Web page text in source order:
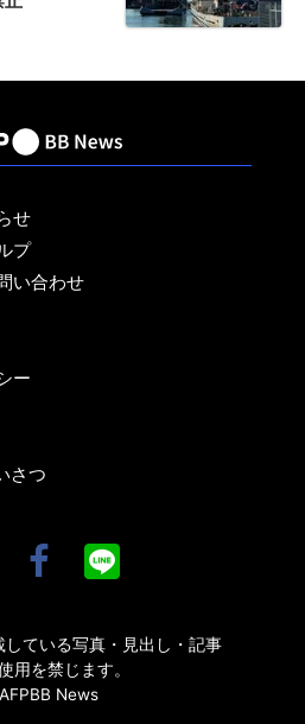
せ
プ
い合わせ
ー
さつ
している写真・見出し・記事
用を禁じます。
News